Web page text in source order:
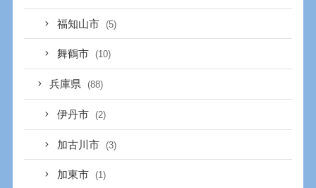
福知山市 (5)
舞鶴市 (10)
兵庫県 (88)
伊丹市 (2)
加古川市 (3)
加東市 (1)